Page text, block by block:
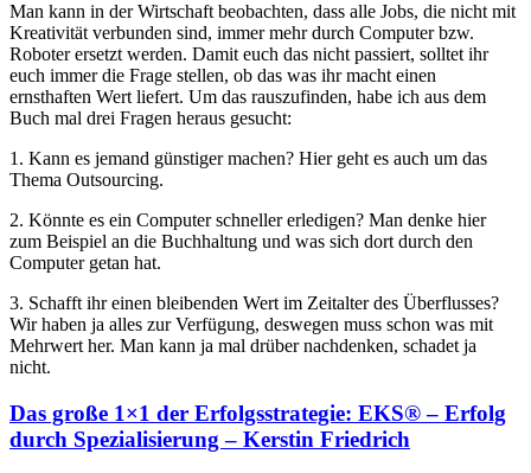
Man kann in der Wirtschaft beobachten, dass alle Jobs, die nicht mit
Kreativität verbunden sind, immer mehr durch Computer bzw.
Roboter ersetzt werden. Damit euch das nicht passiert, solltet ihr
euch immer die Frage stellen, ob das was ihr macht einen
ernsthaften Wert liefert. Um das rauszufinden, habe ich aus dem
Buch mal drei Fragen heraus gesucht:
1. Kann es jemand günstiger machen? Hier geht es auch um das
Thema Outsourcing.
2. Könnte es ein Computer schneller erledigen? Man denke hier
zum Beispiel an die Buchhaltung und was sich dort durch den
Computer getan hat.
3. Schafft ihr einen bleibenden Wert im Zeitalter des Überflusses?
Wir haben ja alles zur Verfügung, deswegen muss schon was mit
Mehrwert her. Man kann ja mal drüber nachdenken, schadet ja
nicht.
Das große 1×1 der Erfolgsstrategie: EKS® – Erfolg
durch Spezialisierung – Kerstin Friedrich